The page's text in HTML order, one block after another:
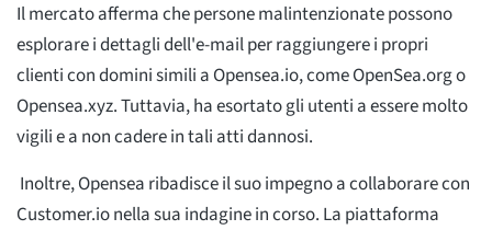
Il mercato afferma che persone malintenzionate possono
esplorare i dettagli dell'e-mail per raggiungere i propri
clienti con domini simili a Opensea.io, come OpenSea.org o
Opensea.xyz. Tuttavia, ha esortato gli utenti a essere molto
vigili e a non cadere in tali atti dannosi.
Inoltre, Opensea ribadisce il suo impegno a collaborare con
Customer.io nella sua indagine in corso. La piattaforma